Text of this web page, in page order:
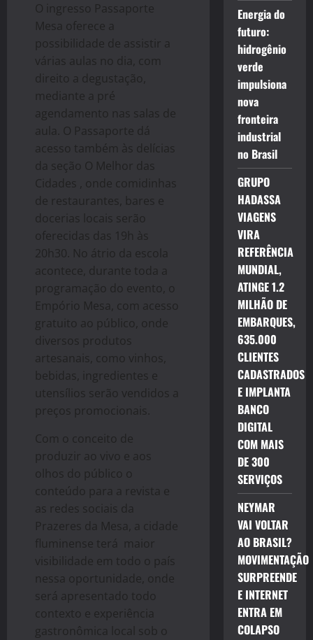
O ingresso Passaporte
Mesa oferece a
possibilidade de assistir a
várias aulas no dia, com
direito a degustação,
mediante a pré
agendamento nas salas de
aula. O Passaporte dá
acesso também às delícias
da seção O Melhor das
Cidades , onde comidinhas
de restaurantes, bares e
docerias locais serão
oferecidas das 19h às
20h30. No átrio da escola
acontece, durante toda a
programação do evento, o
Empório Mesa, com acesso
gratuito ao público, onde
diversos produtos
artesanais, como vinhos,
bebidas, ingredientes e
utensílios serão vendidos a
preços promocionais.
Com o conceito de
produzir ao vivo e aos
olhos do público o
conteúdo para a revista e
as redes sociais da
Prazeres da Mesa, a cidade
fluminense terá maior
visibilidade em todo o país
nessa oportunidade, onde
será apresentado todo
contexto e experiência
gastronômica local sob o
Energia do
futuro:
hidrogênio
verde
impulsiona
nova
fronteira
industrial
no Brasil
GRUPO
HADASSA
VIAGENS
VIRA
REFERÊNCIA
MUNDIAL,
ATINGE 1.2
MILHÃO DE
EMBARQUES,
635.000
CLIENTES
CADASTRADOS
E IMPLANTA
BANCO
DIGITAL
COM MAIS
DE 300
SERVIÇOS
NEYMAR
VAI VOLTAR
AO BRASIL?
MOVIMENTAÇÃO
SURPREENDE
E INTERNET
ENTRA EM
COLAPSO